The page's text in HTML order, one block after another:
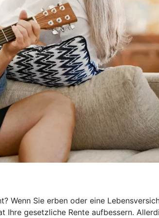
Wenn Sie erben oder eine
Ihre gesetzliche Rente aufbessern.